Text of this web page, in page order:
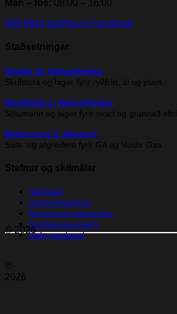
Mán – fös: 08:00 – 16:00
568 6844 ga@ga.is Facebook
Staðsetningar
Íshella 10, Hafnarfjörður
Skrifstofa og lager fyrir ryðfrítt, ál og plast.
Rauðhella 2, Hafnarfjörður
Sölumenn og lager fyrir svart og grunnað efni.
Baldursnes 2, Akureyri
Sala- og afgreiðsla fyrir GA og Veldix Gas
Stefnur og skilmálar
Skilmálar
Umhverfisstefna
Persónuverndarstefna
Samfélagsverkefni
Hafa samband
© 2026
©
2026